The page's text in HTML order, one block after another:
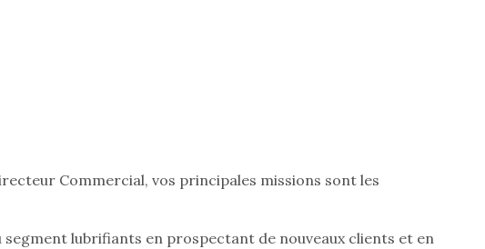
Commercial, vos principales missions sont les
lubrifiants en prospectant de nouveaux clients et en